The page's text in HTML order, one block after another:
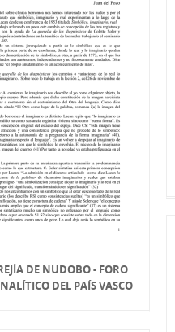
DE NUDOBO - FORO
DEL PAÍS VASCO